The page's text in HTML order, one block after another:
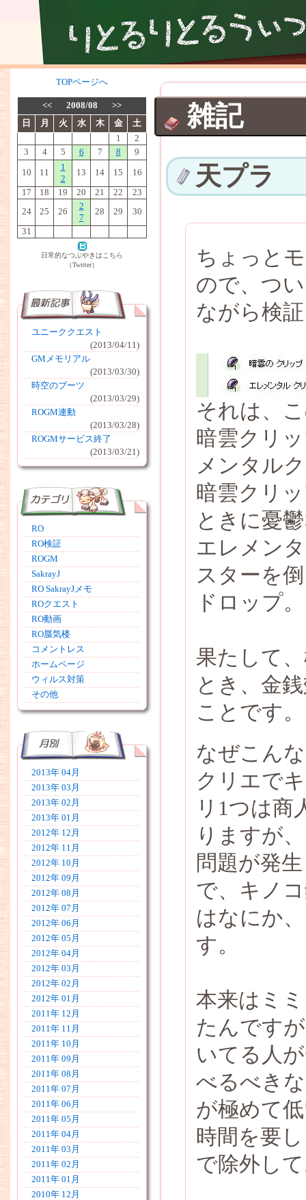
TOPページへ
<< 2008/08
>>
日
月 火 水 木 金
土
1
2
3
4 5 6 7 8 9
10 11
1
2
13 14 15 16
17 18 19 20 21 22
23
24
25 26
2
7
28 29 30
31
日常的なつぶやきはこちら
（Twitter）
ユニーククエスト
(2013/04/11)
GMメモリアル
(2013/03/30)
時空のブーツ
(2013/03/29)
ROGM連動
(2013/03/28)
ROGMサービス終了
(2013/03/21)
RO
RO検証
ROGM
SakrayJ
RO SakrayJメモ
ROクエスト
RO動画
RO蜃気楼
コメントレス
ホームページ
ウィルス対策
その他
2013年 04月
2013年 03月
2013年 02月
2013年 01月
2012年 12月
2012年 11月
2012年 10月
2012年 09月
2012年 08月
2012年 07月
2012年 06月
2012年 05月
2012年 04月
2012年 03月
2012年 02月
2012年 01月
2011年 12月
2011年 11月
2011年 10月
2011年 09月
2011年 08月
2011年 07月
2011年 06月
2011年 05月
2011年 04月
2011年 03月
2011年 02月
2011年 01月
2010年 12月
雑記
天プラ
ちょっと
ので、つ
ながら検
それは、
暗雲クリ
メンタル
暗雲クリ
ときに憂
エレメン
スターを
ドロップ。
果たして
とき、金
ことです。
なぜこん
クリエで
リ1つは商
りますが
問題が発
で、キノ
はなにか
す。
本来はミ
たんです
いてる人
べるべき
が極めて
時間を要
で除外し